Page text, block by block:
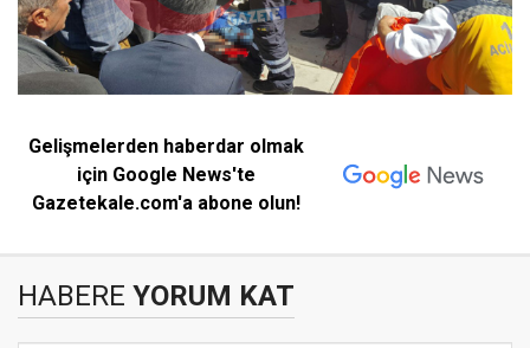
Gelişmelerden haberdar olmak
için Google News'te
Gazetekale.com'a abone olun!
HABERE YORUM KAT